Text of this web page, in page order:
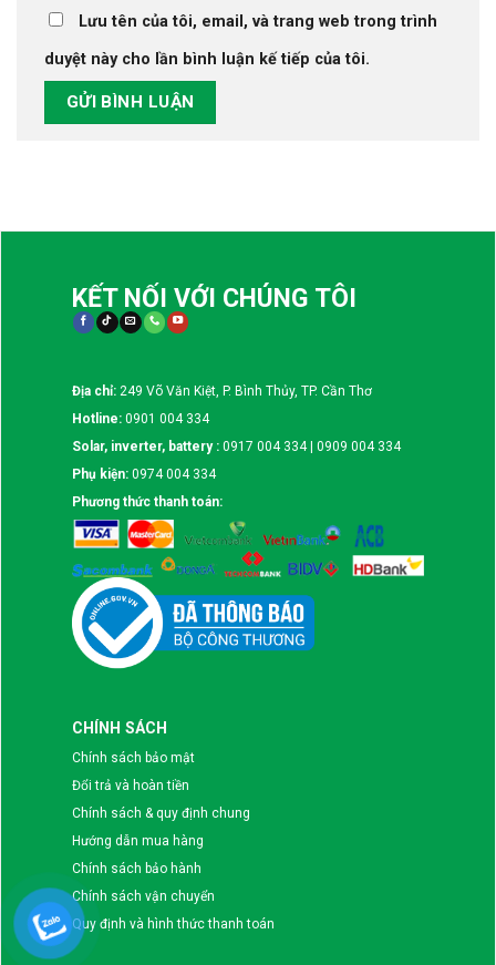
Lưu tên của tôi, email, và trang web trong trình
duyệt này cho lần bình luận kế tiếp của tôi.
KẾT NỐI VỚI CHÚNG TÔI
Địa chỉ: 249 Võ Văn Kiệt, P. Bình Thủy, TP. Cần Thơ
Hotline: 0901 004 334
Solar, inverter, battery : 0917 004 334 | 0909 004 334
Phụ kiện: 0974 004 334
Phương thức thanh toán:
CHÍNH SÁCH
Chính sách bảo mật
Đổi trả và hoàn tiền
Chính sách & quy định chung
Hướng dẫn mua hàng
Chính sách bảo hành
Chính sách vận chuyển
Quy định và hình thức thanh toán